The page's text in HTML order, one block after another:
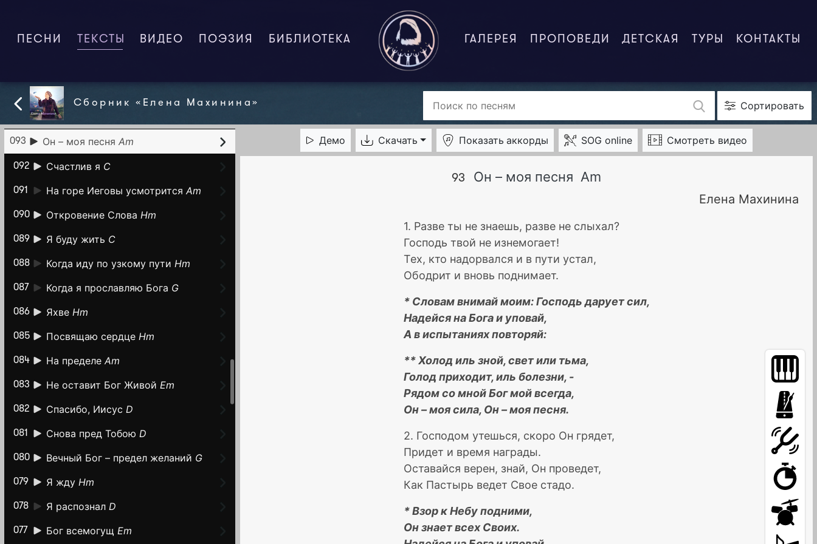
ПЕСНИ ТЕКСТЫ (CURRENT)
ВИДЕО ПОЭЗИЯ БИБЛИОТЕКА ГАЛЕРЕЯ ПРОПОВЕДИ ДЕТСКАЯ ТУРЫ КОНТАКТЫ
Сборник «Елена Махинина» Сортировать
Праведности жаждет сердце
095 Бог мой, пойди за мной
Веры Бог достоин
093 Он – моя песня Am
092 Счастлив я C
091 На горе Иеговы усмотрится Am
090 Откровение Слова Hm
089 Я буду жить C
088 Когда иду по узкому пути Hm
087 Когда я прославляю Бога G
086 Яхве Hm
085 Посвящаю сердце Hm
084 На пределе Am
083 Не оставит Бог Живой Em
082 Спасибо, Иисус D
081 Снова пред Тобою D
080 Вечный Бог – предел желаний G
079 Я жду Hm
078 Я распознал D
077 Бог всемогущ Em
Демо Скачать Показать аккорды SOG online Смотреть видео
93 Он – моя песня Am
Елена Махинина
1. Разве ты не знаешь, разве не слыхал?
Господь твой не изнемогает!
Тех, кто надорвался и в пути устал,
Ободрит и вновь поднимает.
* Словам внимай моим: Господь дарует сил,
Надейся на Бога и уповай,
А в испытаниях повторяй:
** Холод иль зной, свет или тьма,
Голод приходит, иль болезни, -
Рядом со мной Бог мой всегда,
Он – моя сила, Он – моя песня.
2. Господом утешься, скоро Он грядет,
Придет и время награды.
Оставайся верен, знай, Он проведет,
Как Пастырь ведет Свое стадо.
* Взор к Небу подними,
Он знает всех Своих.